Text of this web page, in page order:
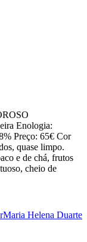
Enologia:
Preço: 65€ Cor
quase limpo.
e de chá, frutos
cheio de
Maria Helena Duarte